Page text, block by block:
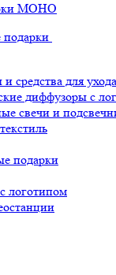
МОНО
средства для ухода
диффузоры с
свечи и
подарки
логотипом